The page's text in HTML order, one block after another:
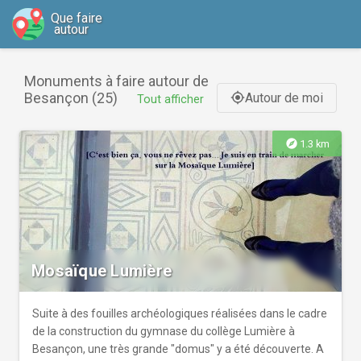
Que faire
autour
Monuments à faire autour de
Besançon (25)
Tout afficher gps_fixedAutour de moi
explore 1.3 km
Mosaïque Lumière
Suite à des fouilles archéologiques réalisées dans le cadre
de la construction du gymnase du collège Lumière à
Besançon, une très grande "domus" y a été découverte. A